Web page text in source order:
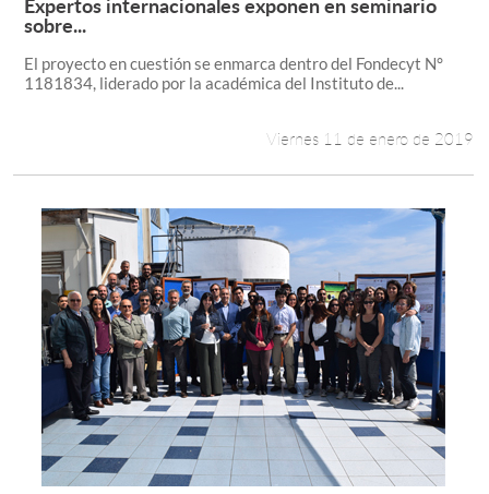
Leer más +
sobre...
El proyecto en cuestión se enmarca dentro del Fondecyt N°
1181834, liderado por la académica del Instituto de...
Viernes 11 de enero de 2019